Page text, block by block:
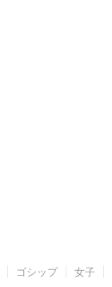
ゴシップ 女子